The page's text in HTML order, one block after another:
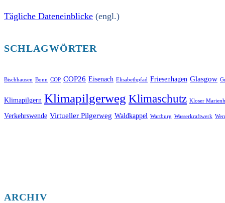
Tägliche Dateneinblicke (engl.)
SCHLAGWÖRTER
Bischhausen Bonn COP COP26 Eisenach Elisabethpfad Friesenhagen Glasgow
Klimapilgern Klimapilgerweg Klimaschutz Kloser
Verkehrswende Virtueller Pilgerweg Waldkappel Wartburg Wasserkraftwerk
ARCHIV